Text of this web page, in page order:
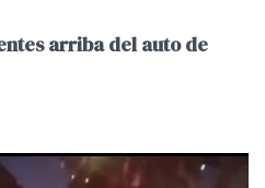
arriba del auto de